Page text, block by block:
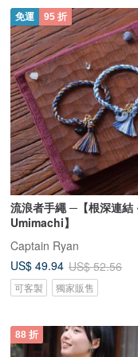
免運 95 折
流浪者手繩 ─【根深連結
Umimachi】
Captain Ryan
US$ 49.94 US$ 52.56
可客製 獨家販售
88 折